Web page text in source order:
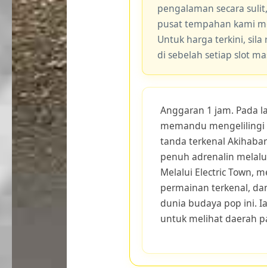
pengalaman secara
pusat tempahan kami
Untuk harga terkini, sila
di sebelah setiap slot
Anggaran 1 jam. Pada
memandu mengelilingi
tanda terkenal
penuh adrenalin
Melalui Electric Town,
permainan terkenal,
dunia budaya pop ini.
untuk melihat daerah